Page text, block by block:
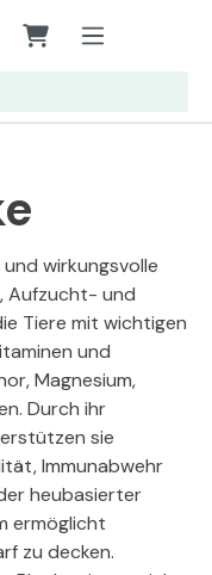
wirkungsvolle
Aufzucht- und
Tiere mit wichtigen
und
Magnesium,
Durch ihr
sie
Immunabwehr
heubasierter
ermöglicht
zu decken.